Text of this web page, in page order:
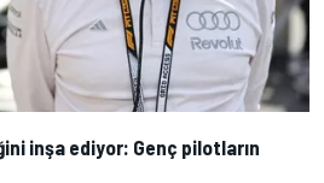
inşa ediyor: Genç pilotların